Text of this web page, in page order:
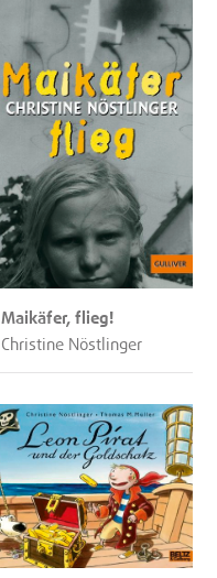
Maikäfer, flieg!
Christine Nöstlinger